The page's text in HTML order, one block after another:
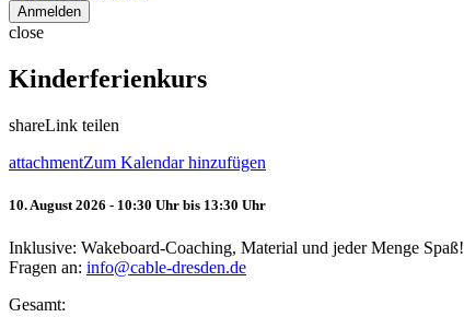
Anmelden
close
Kinderferienkurs
shareLink teilen
attachmentZum Kalendar hinzufügen
10. August 2026 - 10:30 Uhr bis 13:30 Uhr
Inklusive: Wakeboard-Coaching, Material und jeder Menge Spaß!
Fragen an: info@cable-dresden.de
Gesamt: